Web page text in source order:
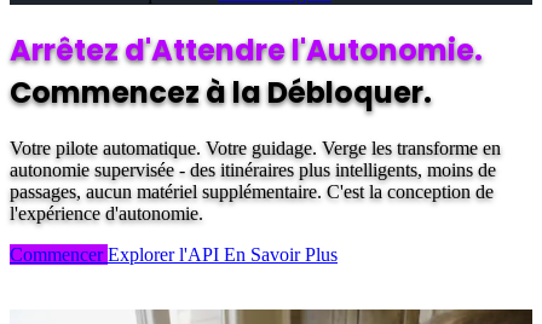
Arrêtez d'Attendre l'Autonomie.
Commencez à la Débloquer.
Votre pilote automatique. Votre guidage. Verge les transforme en
autonomie supervisée - des itinéraires plus intelligents, moins de
passages, aucun matériel supplémentaire. C'est la conception de
l'expérience d'autonomie.
CommencerExplorer l'API En Savoir Plus